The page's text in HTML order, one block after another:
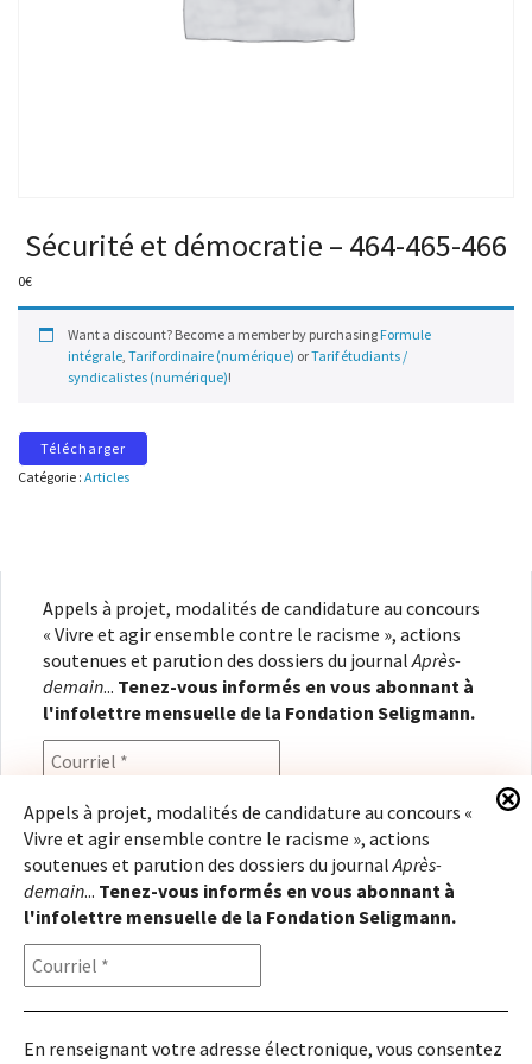
Sécurité et démocratie – 464-465-466
0€
Want a discount? Become a member by purchasing Formule
intégrale, Tarif ordinaire (numérique) orTarif étudiants /
syndicalistes (numérique)!
Télécharger
Catégorie : Articles
Appels à projet, modalités de candidature au concours
« Vivre et agir ensemble contre le racisme », actions
soutenues et parution des dossiers du journal Après-
demain... Tenez-vous informés en vous abonnant à
l'infolettre mensuelle de la Fondation Seligmann.
En renseignant votre adresse électronique, vous
consentez à recevoir l'infolettre de la Fondation
Seligmann, conformément à notrepolitique de
confidentialité. Il vous sera possible de vous
désabonner à tout moment.
Appels à projet, modalités de candidature au concours «
Vivre et agir ensemble contre le racisme », actions
soutenues et parution des dossiers du journalAprès-
demain... Tenez-vous informés en vous abonnant à
l'infolettre mensuelle de la Fondation Seligmann.
En renseignant votre adresse électronique, vous consentez